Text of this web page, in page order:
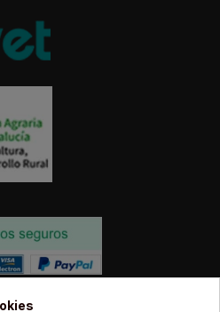
expresados en Euros e